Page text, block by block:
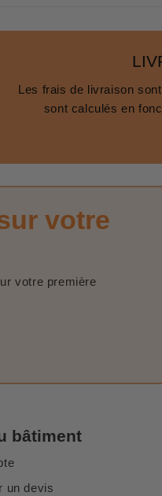
Les frais de livraison
sont calculés en
votre
votre première
bâtiment
un devis